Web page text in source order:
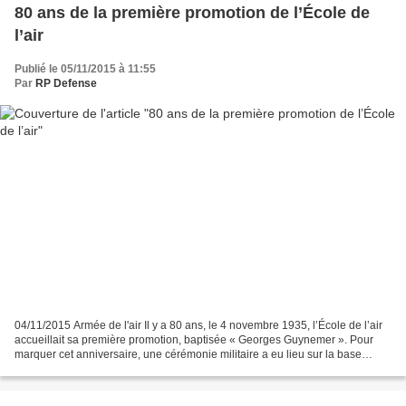
80 ans de la première promotion de l’École de
l’air
Publié le 05/11/2015 à 11:55
Par RP Defense
04/11/2015 Armée de l'air Il y a 80 ans, le 4 novembre 1935, l’École de l’air
accueillait sa première promotion, baptisée « Georges Guynemer ». Pour
marquer cet anniversaire, une cérémonie militaire a eu lieu sur la base